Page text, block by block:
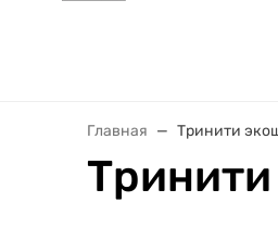
Главная Тринити